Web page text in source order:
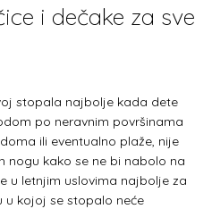
i dečake za sve
stopala najbolje kada dete
po neravnim površinama
ili eventualno plaže, nije
nogu kako se ne bi nabolo na
u letnjim uslovima najbolje za
u kojoj se stopalo neće